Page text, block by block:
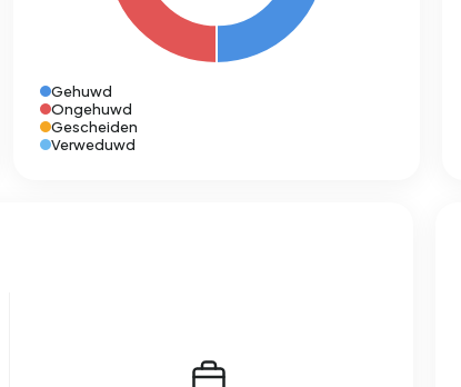
Gehuwd
Ongehuwd
Gescheiden
Verweduwd